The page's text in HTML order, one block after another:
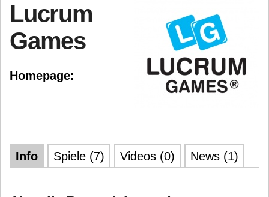
Lucrum
Games
Homepage:
Info Spiele (7) Videos (0) News (1)